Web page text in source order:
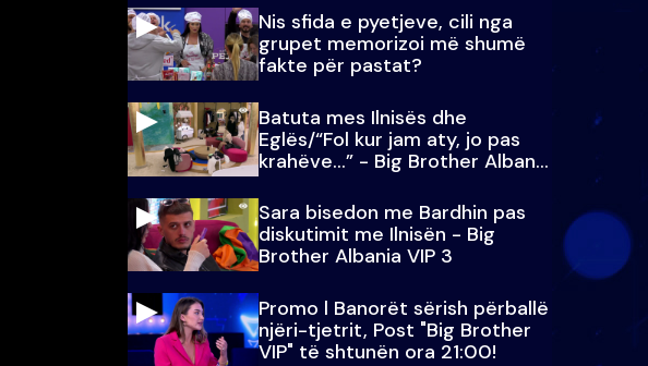
Nis sfida e pyetjeve, cili nga
grupet memorizoi më shumë
fakte për pastat?
Batuta mes Ilnisës dhe
Eglës/“Fol kur jam aty, jo pas
krahëve…” - Big Brother Albania
VIP 3
Sara bisedon me Bardhin pas
diskutimit me Ilnisën - Big
Brother Albania VIP 3
Promo l Banorët sërish përballë
njëri-tjetrit, Post "Big Brother
VIP" të shtunën ora 21:00!